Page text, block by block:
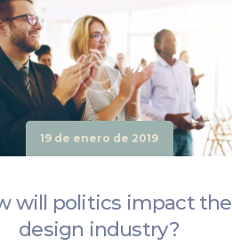
19 de enero de 2019
will politics impact the
design industry?